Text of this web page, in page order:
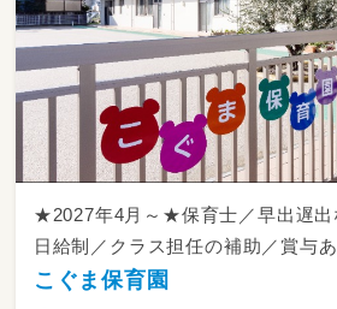
★2027年4月～★保育士／早出遅出
日給制／クラス担任の補助／賞与
こぐま保育園